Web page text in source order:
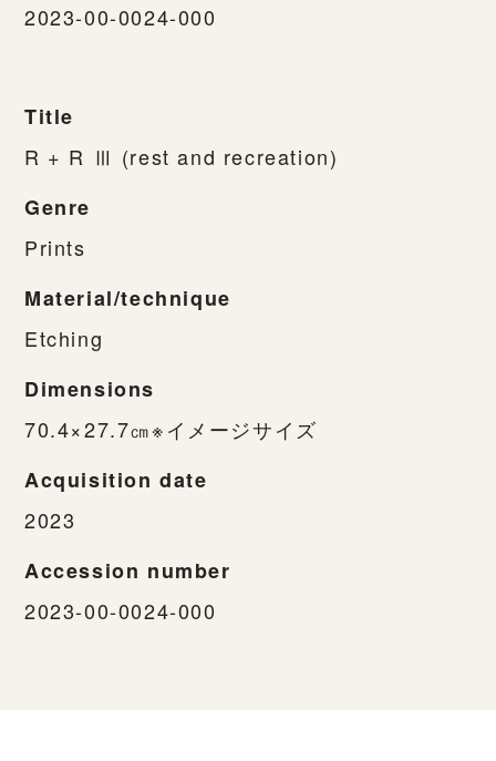
2023-00-0024-000
Title
R + R Ⅲ (rest and recreation)
Genre
Prints
Material/technique
Etching
Dimensions
70.4×27.7㎝※イメージサイズ
Acquisition date
2023
Accession number
2023-00-0024-000